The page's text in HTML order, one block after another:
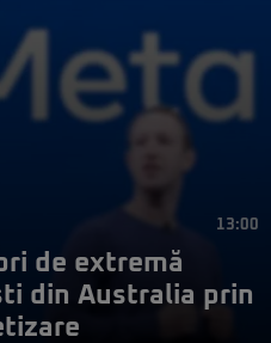
13:00
de extremă
din Australia prin